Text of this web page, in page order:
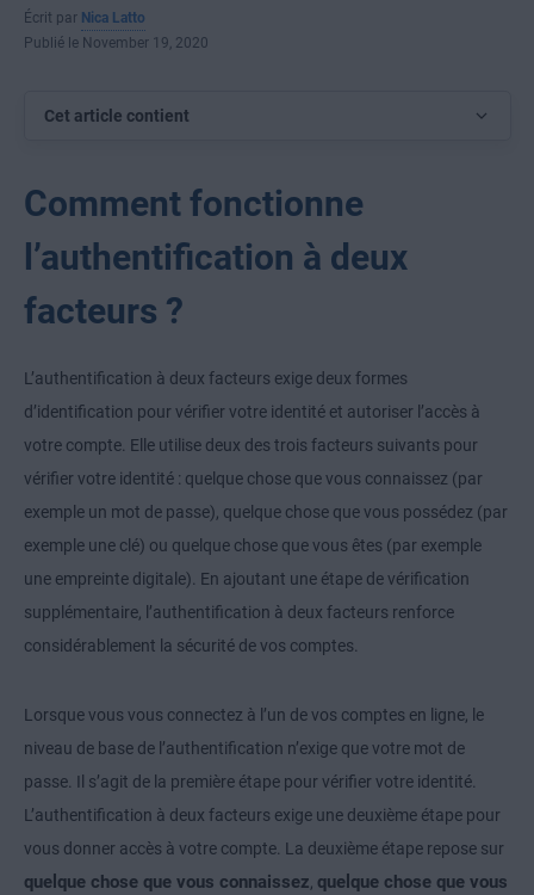
Écrit par Nica Latto
Publié le November 19, 2020
Cet article contient
Comment fonctionne
l’authentification à deux
facteurs ?
L’authentification à deux facteurs exige deux formes
d’identification pour vérifier votre identité et autoriser l’accès à
votre compte. Elle utilise deux des trois facteurs suivants pour
vérifier votre identité : quelque chose que vous connaissez (par
exemple un mot de passe), quelque chose que vous possédez (par
exemple une clé) ou quelque chose que vous êtes (par exemple
une empreinte digitale). En ajoutant une étape de vérification
supplémentaire, l’authentification à deux facteurs renforce
considérablement la sécurité de vos comptes.
Lorsque vous vous connectez à l’un de vos comptes en ligne, le
niveau de base de l’authentification n’exige que votre mot de
passe. Il s’agit de la première étape pour vérifier votre identité.
L’authentification à deux facteurs exige une deuxième étape pour
vous donner accès à votre compte. La deuxième étape repose sur
quelque chose que vous connaissez, quelque chose que vous